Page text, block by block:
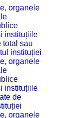
organele
instituțiile
total sau
instituției
organele
instituțiile
de
organele